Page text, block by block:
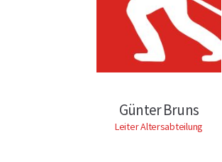
Günter Bruns
Leiter Altersabteilung